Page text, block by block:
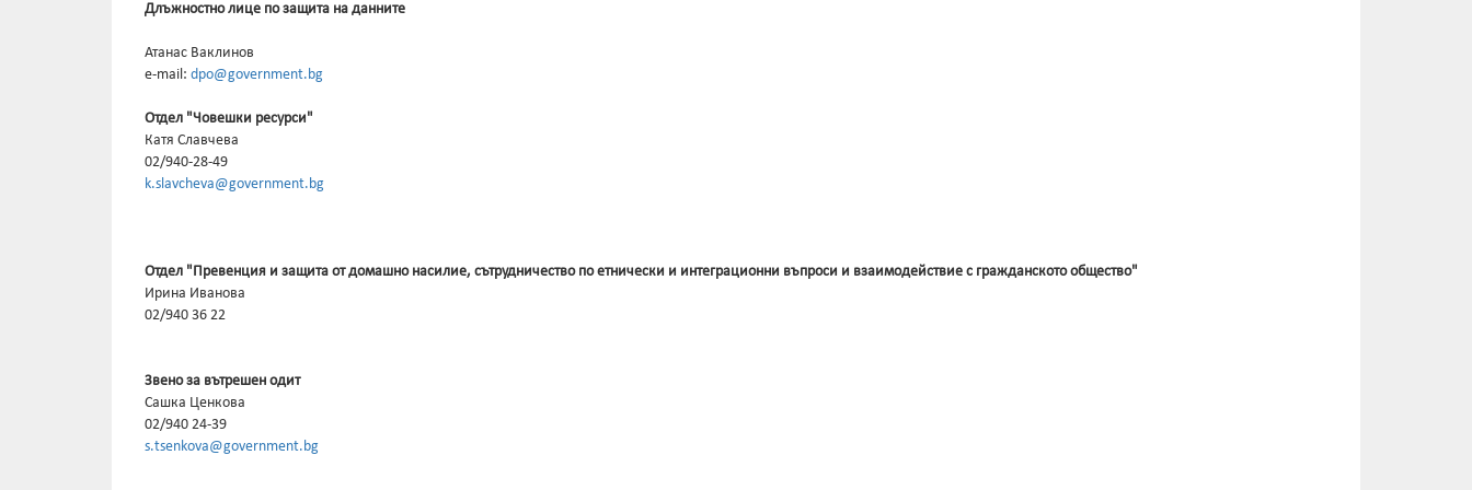
Длъжностно лице по защита на данните
Атанас Ваклинов
e-mail: dpo@government.bg
Отдел "Човешки ресурси"
Катя Славчева
02/940-28-49
k.slavcheva@government.bg
Отдел "Превенция и защита от домашно насилие, сътрудничество по етнически и интеграционни въпроси и взаимодействие с гражданското общество"
Ирина Иванова
02/940 36 22
Звено за вътрешен одит
Сашка Ценкова
02/940 24-39
s.tsenkova@government.bg